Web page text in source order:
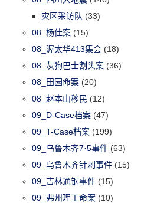
灾区采访队 (33)
08_杨佳案 (15)
08_渥太华413集会 (18)
08_灰狗巴士割头案 (36)
08_田园命案 (20)
08_赵本山移民 (12)
09_D-Case档案 (47)
09_T-Case档案 (199)
09_乌鲁木齐7·5事件 (63)
09_乌鲁木齐针刺事件 (15)
09_吉林通钢事件 (15)
09_弗州理工命案 (10)